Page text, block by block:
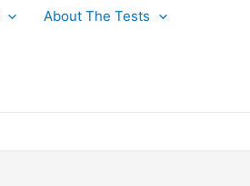
About The Tests